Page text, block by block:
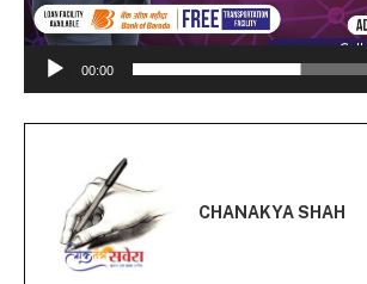
00:00
CHANAKYA SHAH